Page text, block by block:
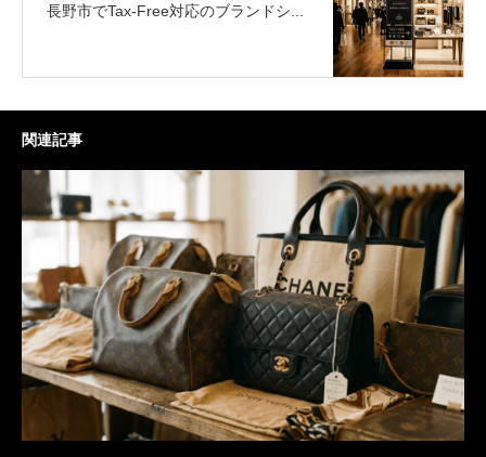
長野市でTax-Free対応のブランドシ...
関連記事